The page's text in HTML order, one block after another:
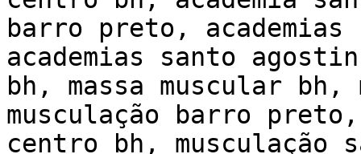
barro preto,
academias santo
bh, massa muscular
musculação barro
centro bh, musculação